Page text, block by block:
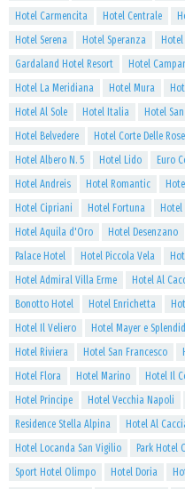
Hotel Carmencita
Hotel Centrale
Hotel Serena
Hotel Speranza
Gardaland Hotel Resort
Hotel
Hotel La Meridiana
Hotel Mura
Hotel Al Sole
Hotel Italia Hotel
Hotel Belvedere
Hotel Corte Delle Rose
Hotel Albero N. 5
Hotel Lido Euro
Hotel Andreis
Hotel Romantic
Hotel Cipriani
Hotel Fortuna
Hotel Aquila d'Oro
Hotel Desenzano
Palace Hotel
Hotel Piccola Vela
Hotel Admiral Villa Erme
Hotel Al
Bonotto Hotel
Hotel Enrichetta
Hotel Il Veliero
Hotel Mayer e Splendid
Hotel Riviera
Hotel San Francesco
Hotel Flora
Hotel Marino Hotel Il
Hotel Principe
Hotel Vecchia Napoli
Residence Stella Alpina
Hotel Al
Hotel Locanda San Vigilio
Park Hotel
Sport Hotel Olimpo
Hotel Doria